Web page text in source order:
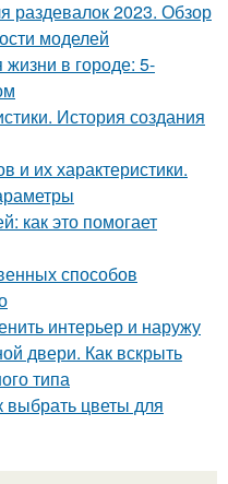
раздевалок 2023. Обзор
моделей
в городе: 5-
История создания
и их характеристики.
как это помогает
способов
интерьер и наружу
двери. Как вскрыть
типа
выбрать цветы для